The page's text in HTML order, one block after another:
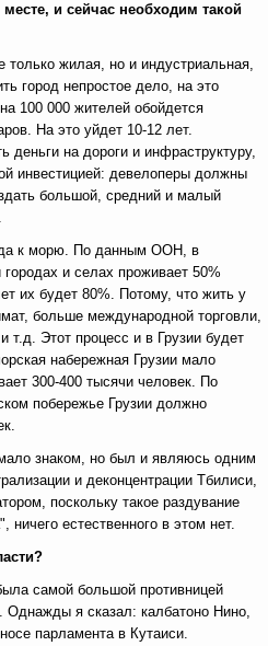
и сейчас необходим такой
только жилая, но и индустриальная,
город непростое дело, на это
100 000 жителей обойдется
На это уйдет 10-12 лет.
деньги на дороги и инфраструктуру,
инвестицией: девелоперы должны
большой, средний и малый
к морю. По данным ООН, в
и селах проживает 50%
их будет 80%. Потому, что жить у
больше международной торговли,
т.д. Этот процесс и в Грузии будет
набережная Грузии мало
300-400 тысячи человек. По
побережье Грузии должно
знаком, но был и являюсь одним
и деконцентрации Тбилиси,
поскольку такое раздувание
ничего естественного в этом нет.
самой большой противницей
Однажды я сказал: калбатоно Нино,
парламента в Кутаиси.